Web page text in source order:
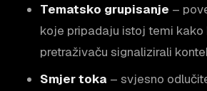
Tematsko grupisanje –
koje pripadaju istoj temi kako
pretraživaču signalizirali
Smjer toka – svjesno